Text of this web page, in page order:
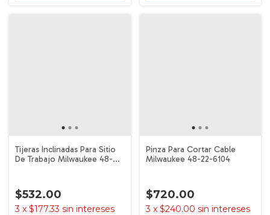
Tijeras Inclinadas Para Sitio
De Trabajo Milwaukee 48-
$532.00
3 x $177.33 sin intereses
Pinza Para Cortar Cable
Milwaukee 48-22-6104
$720.00
3 x $240.00 sin intereses